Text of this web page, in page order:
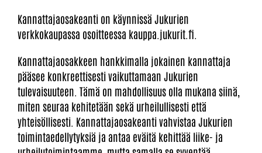
Kannattajaosakeanti on käynnissä Jukurien
verkkokaupassa osoitteessa kauppa.jukurit.fi.
Kannattajaosakkeen hankkimalla jokainen kannattaja
pääsee konkreettisesti vaikuttamaan Jukurien
tulevaisuuteen. Tämä on mahdollisuus olla mukana siinä,
miten seuraa kehitetään sekä urheilullisesti että
yhteisöllisesti. Kannattajaosakeanti vahvistaa Jukurien
toimintaedellytyksiä ja antaa eväitä kehittää liike- ja